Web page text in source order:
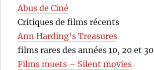
Abus de Ciné
Critiques de films récents
Ann Harding’s Treasures
films rares des années 10, 20 et 30
Films muets – Silent movies